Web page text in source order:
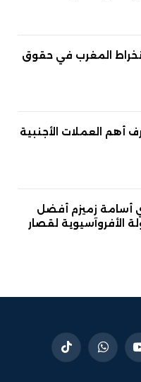
المغرب في حقوق
أهم العملات الأجنبية
أسامة زميزم أفضل
الأفروآسيوية لقصار
يوتيوب واتساب تيكتوك